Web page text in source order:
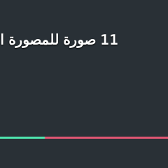
11 صورة للمصورة الإسبانية Quintina Valero لأوكرانيين اختاروا البقاء بمدينة الموت تشرنوبل